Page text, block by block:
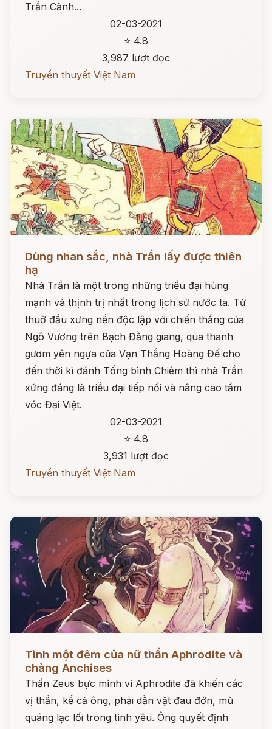
Trần Cảnh...
02-03-2021
⭐ 4.8
3,987 lượt đọc
Truyền thuyết Việt Nam
Dùng nhan sắc, nhà Trần lấy được thiên
hạ
Nhà Trần là một trong những triều đại hùng
mạnh và thịnh trị nhất trong lịch sử nước ta. Từ
thuở đầu xưng nền độc lập với chiến thắng của
Ngô Vương trên Bạch Đằng giang, qua thanh
gươm yên ngựa của Vạn Thắng Hoàng Đế cho
đến thời kì đánh Tống bình Chiêm thì nhà Trần
xứng đáng là triều đại tiếp nối và nâng cao tầm
vóc Đại Việt.
02-03-2021
⭐ 4.8
3,931 lượt đọc
Truyền thuyết Việt Nam
Tình một đêm của nữ thần Aphrodite và
chàng Anchises
Thần Zeus bực mình vì Aphrodite đã khiến các
vị thần, kể cả ông, phải dằn vặt đau đớn, mù
quáng lạc lối trong tình yêu. Ông quyết định